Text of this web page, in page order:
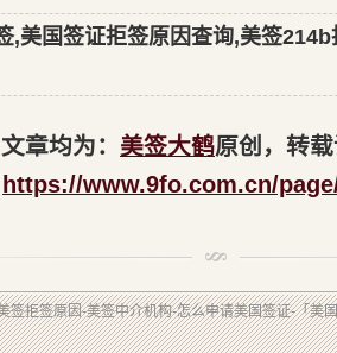
,美国签证拒签原因查询,美签214b
文章均为： 美签大鹤原创，转
https://www.9fo.com.cn/
签拒签原因-美签中介机构-怎么申请美国签证-「美